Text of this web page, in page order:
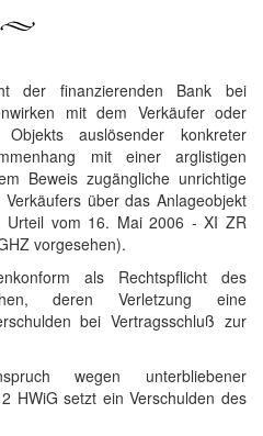
der finanzierenden Bank bei
mit dem Verkäufer oder
auslösender konkreter
mit einer arglistigen
Beweis zugängliche unrichtige
über das Anlageobjekt
Urteil vom 16. Mai 2006 - XI ZR
vorgesehen).
als Rechtspflicht des
deren Verletzung eine
bei Vertragsschluß zur
wegen unterbliebener
HWiG setzt ein Verschulden des